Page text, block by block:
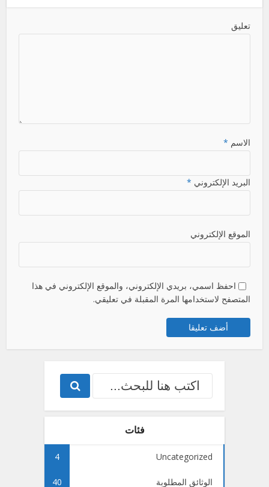
تعليق
الاسم *
البريد الإلكتروني *
الموقع الإلكتروني
احفظ اسمي، بريدي الإلكتروني، والموقع الإلكتروني في هذا
المتصفح لاستخدامها المرة المقبلة في تعليقي.
فئات
Uncategorized
4
الوثائق المطلوبة 40